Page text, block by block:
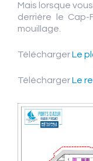
Mais lorsque
derrière le
mouillage.
TéléchargerLe
TéléchargerLe